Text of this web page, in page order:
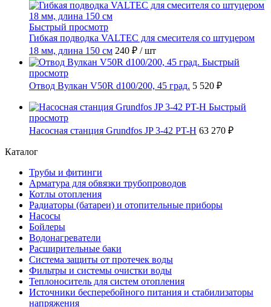
Быстрый просмотр
Гибкая подводка VALTEC для смесителя со штуцером
18 мм, длина 150 см 240 ₽ / шт
Быстрый
просмотр
Отвод Вулкан V50R d100/200, 45 град. 5 520 ₽
Быстрый
просмотр
Насосная станция Grundfos JP 3-42 PT-H 63 270 ₽
Каталог
Трубы и фитинги
Арматура для обвязки трубопроводов
Котлы отопления
Радиаторы (батареи) и отопительные приборы
Насосы
Бойлеры
Водонагреватели
Расширительные баки
Система защиты от протечек воды
Фильтры и системы очистки воды
Теплоноситель для систем отопления
Источники бесперебойного питания и стабилизаторы
напряжения